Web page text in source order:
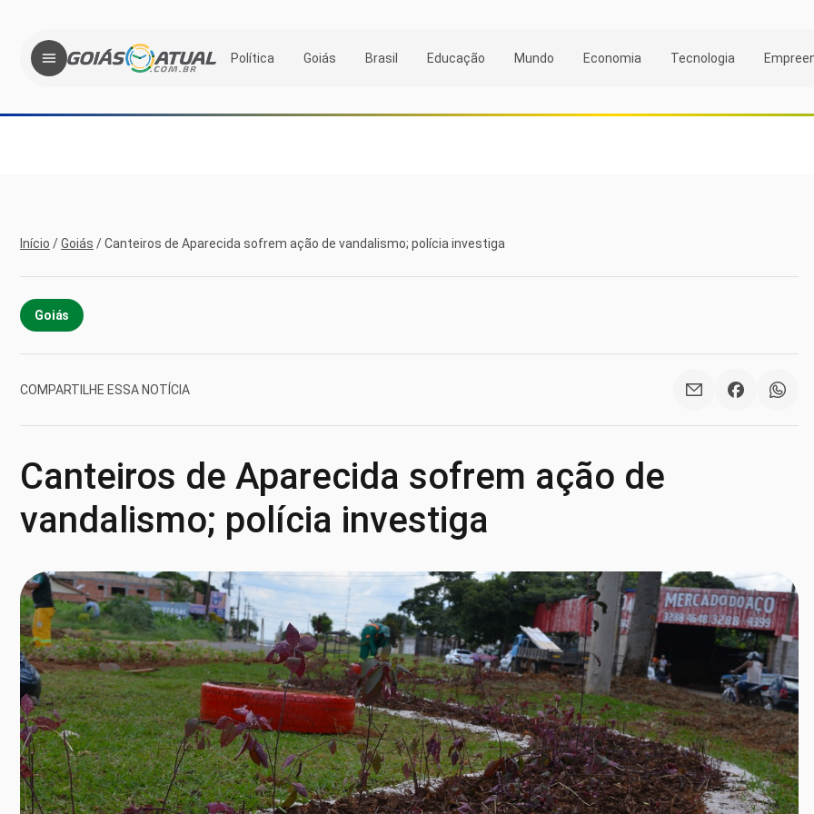
Política Goiás Brasil Educação Mundo Economia Tecnologia
Início /Goiás /Canteiros de Aparecida sofrem ação de vandalismo; polícia investiga
Goiás
COMPARTILHE ESSA NOTÍCIA
Canteiros de Aparecida sofrem ação de
vandalismo; polícia investiga